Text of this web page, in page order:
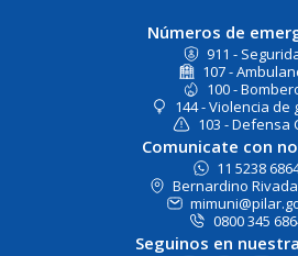
Números de
911 -
107 -
100 -
144 - Violencia de
103 - Defensa
Comunicate con
11 5238
Bernardino
0800 345
Seguinos en